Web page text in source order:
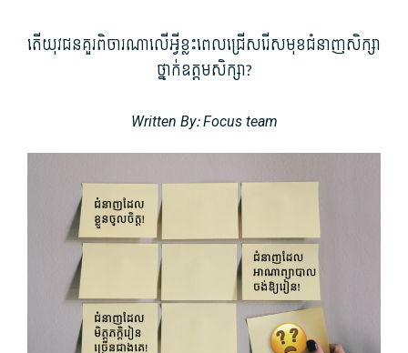
តើយុវជនគួរពិចារណាលើអ្វីខ្លះពេលជ្រើសរើសមុខជំនាញសិក្សា
ថ្នាក់ឧត្តមសិក្សា?
Written By: Focus team